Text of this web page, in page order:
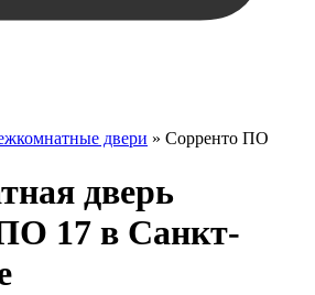
двери » Сорренто ПО
дверь
17 в Санкт-